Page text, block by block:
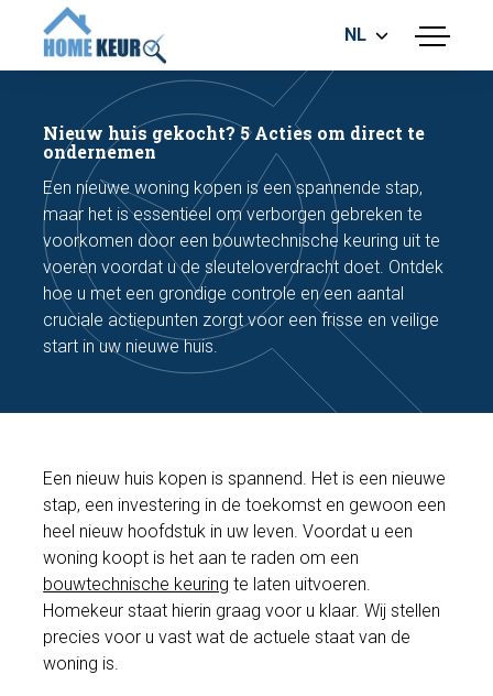
menu
BOUWKUNDIGE KEURING
ENERGIELABEL
MEETRAPPORT
FUNDERINGSRISICO ONDERZOEK
NL
Maak een afspraak
Nieuw huis gekocht? 5 Acties om direct te
ondernemen
Een nieuwe woning kopen is een spannende stap,
maar het is essentieel om verborgen gebreken te
voorkomen door een bouwtechnische keuring uit te
voeren voordat u de sleuteloverdracht doet. Ontdek
hoe u met een grondige controle en een aantal
cruciale actiepunten zorgt voor een frisse en veilige
start in uw nieuwe huis.
Een nieuw huis kopen is spannend. Het is een nieuwe
stap, een investering in de toekomst en gewoon een
heel nieuw hoofdstuk in uw leven. Voordat u een
woning koopt is het aan te raden om een
bouwtechnische keuring te laten uitvoeren.
Homekeur staat hierin graag voor u klaar. Wij stellen
precies voor u vast wat de actuele staat van de
woning is.